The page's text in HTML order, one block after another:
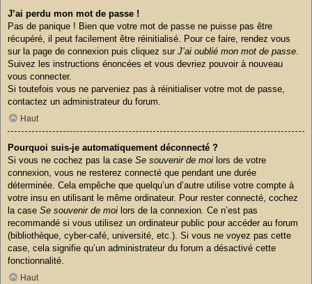
J’ai perdu mon mot de passe !
Pas de panique ! Bien que votre mot de passe ne puisse pas être
récupéré, il peut facilement être réinitialisé. Pour ce faire, rendez vous
sur la page de connexion puis cliquez sur J’ai oublié mon mot de passe.
Suivez les instructions énoncées et vous devriez pouvoir à nouveau
vous connecter.
Si toutefois vous ne parveniez pas à réinitialiser votre mot de passe,
contactez un administrateur du forum.
Haut
Pourquoi suis-je automatiquement déconnecté ?
Si vous ne cochez pas la case Se souvenir de moi lors de votre
connexion, vous ne resterez connecté que pendant une durée
déterminée. Cela empêche que quelqu’un d’autre utilise votre compte à
votre insu en utilisant le même ordinateur. Pour rester connecté, cochez
la case Se souvenir de moi lors de la connexion. Ce n’est pas
recommandé si vous utilisez un ordinateur public pour accéder au forum
(bibliothèque, cyber-café, université, etc.). Si vous ne voyez pas cette
case, cela signifie qu’un administrateur du forum a désactivé cette
fonctionnalité.
Haut